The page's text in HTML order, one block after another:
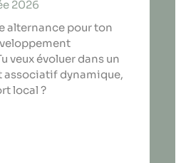
2026
alternance pour ton
veux évoluer dans un
associatif dynamique,
local ?